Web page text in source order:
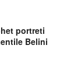
portreti
Belini